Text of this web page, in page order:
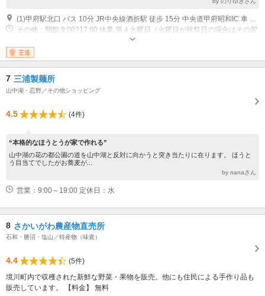
その他：開館 9:00?17:00 休業 第４火曜日（火曜日が祝祭日の場合はその翌
王道
7 三浦製麺所
山中湖・忍野／その他ショッピング
4.5 (4件)
“本格的なほうとうが家で作れる”
山中湖の花の都公園の道を山中湖と反対に向かうと突き当たりに在ります。 ほうと
う目当てでしたがお蕎麦が...
by nanaさん
営業：9:00～19:00 定休日：水
8 さかいがわ農産物直売所
石和・勝沼・塩山／特産物（味覚）
4.4
(5件)
境川町内で収穫された新鮮な野菜・果物を販売。他にも住民による手作り品も
販売しています。 【料金】 無料